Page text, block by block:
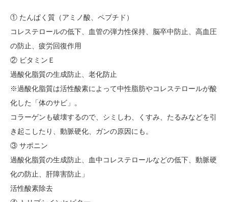
① たんぱく質（アミノ酸、ペプチド）
コレステロールの低下、血管の弾力性保持、脳卒中防止、高血圧
の防止、疲労回復作用
② ビタミンＥ
過酸化脂質の生成防止、老化防止
※過酸化脂質は活性酸素によって中性脂肪やコレステロールが酸
化した「体のサビ」。
コラーゲンも破壊するので、シミしわ、くすみ、たるみなどを引
き起こしたり、動脈硬化、ガンの原因にも。
③ サポニン
過酸化脂質の生成防止、血中コレステロールなどの低下、動脈硬
化の防止、肝障害防止」
活性酸素除去